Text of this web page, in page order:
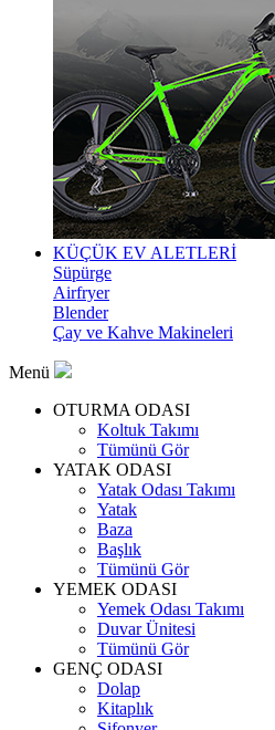
KÜÇÜK EV ALETLERİ
Süpürge
Airfryer
Blender
Çay ve Kahve Makineleri
Menü
OTURMA ODASI
Koltuk Takımı
Tümünü Gör
YATAK ODASI
Yatak Odası Takımı
Yatak
Baza
Başlık
Tümünü Gör
YEMEK ODASI
Yemek Odası Takımı
Duvar Ünitesi
Tümünü Gör
GENÇ ODASI
Dolap
Kitaplık